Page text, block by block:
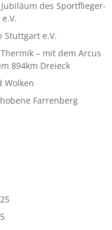
des Sportflieger-
Stuttgart e.V.
– mit dem Arcus
894km Dreieck
Wolken
Farrenberg